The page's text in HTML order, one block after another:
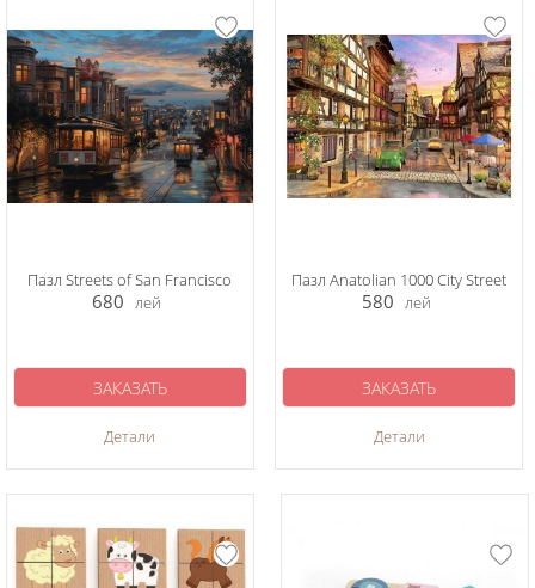
Пазл Streets of San Francisco
680 лей
Детали
ЗАКАЗАТЬ
Пазл Anatolian 1000 City Street
580 лей
Детали
ЗАКАЗАТЬ